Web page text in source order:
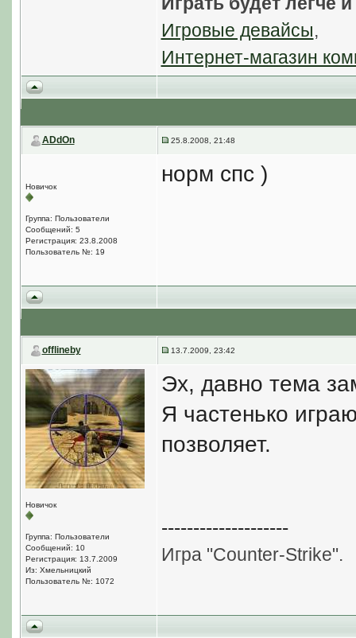
Игровые девайсы,
Интернет-магазин
ADdOn 25.8.2008, 21:48
Новичок
Группа: Пользователи
Сообщений: 5
Регистрация: 23.8.2008
Пользователь №: 19
норм спс )
offlineby 13.7.2009, 23:42
Новичок
Группа: Пользователи
Сообщений: 10
Регистрация: 13.7.2009
Из: Хмельницкий
Пользователь №: 1072
Эх, давно тема
Я частенько
позволяет.
--------------------
Игра "Counter-Strike".